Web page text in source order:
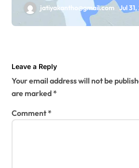
jatiyakantho@gmail.com Jul
Leave a Reply
Your email address will not be
are marked*
Comment*